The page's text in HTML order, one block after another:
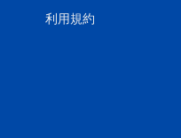
利用規約